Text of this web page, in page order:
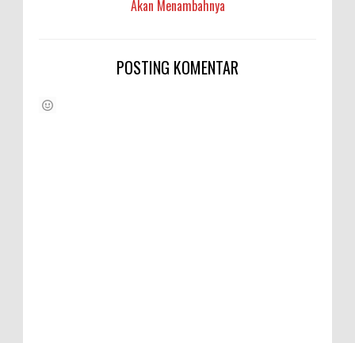
Akan Menambahnya
POSTING KOMENTAR